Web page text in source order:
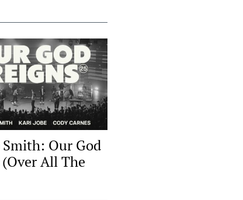
Our God
All The